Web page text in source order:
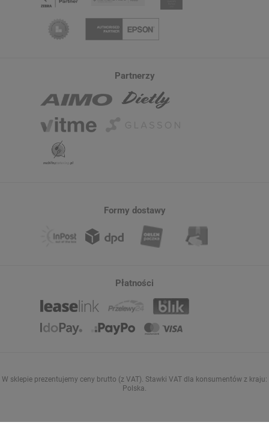
Partnerzy
Formy dostawy
Płatności
W sklepie prezentujemy ceny brutto (z VAT). Stawki VAT dla konsumentów z kraju:
Polska.